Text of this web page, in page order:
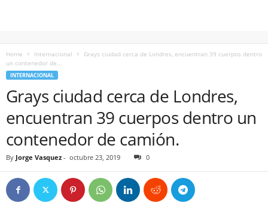
Home Internacional
Grays ciudad cerca de Londres, encuentran 39 cuerpos dentro
un contenedor de...
INTERNACIONAL
Grays ciudad cerca de Londres,
encuentran 39 cuerpos dentro un
contenedor de camión.
By Jorge Vasquez - octubre 23, 2019 0